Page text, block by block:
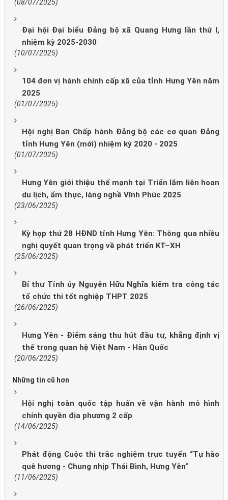
(08/07/2025)
Đại hội Đại biểu Đảng bộ xã Quang Hưng lần thứ I,
nhiệm kỳ 2025-2030
(10/07/2025)
104 đơn vị hành chính cấp xã của tỉnh Hưng Yên năm
2025
(01/07/2025)
Hội nghị Ban Chấp hành Đảng bộ các cơ quan Đảng
tỉnh Hưng Yên (mới) nhiệm kỳ 2020 - 2025
(01/07/2025)
Hưng Yên giới thiệu thế mạnh tại Triển lãm liên hoan
du lịch, ẩm thực, làng nghề Vĩnh Phúc 2025
(23/06/2025)
Kỳ họp thứ 28 HĐND tỉnh Hưng Yên: Thông qua nhiều
nghị quyết quan trọng về phát triển KT–XH
(25/06/2025)
Bí thư Tỉnh ủy Nguyễn Hữu Nghĩa kiểm tra công tác
tổ chức thi tốt nghiệp THPT 2025
(26/06/2025)
Hưng Yên - Điểm sáng thu hút đầu tư, khẳng định vị
thế trong quan hệ Việt Nam - Hàn Quốc
(20/06/2025)
Những tin cũ hơn
Hội nghị toàn quốc tập huấn về vận hành mô hình
chính quyền địa phương 2 cấp
(14/06/2025)
Phát động Cuộc thi trắc nghiệm trực tuyến “Tự hào
quê hương - Chung nhịp Thái Bình, Hưng Yên”
(11/06/2025)